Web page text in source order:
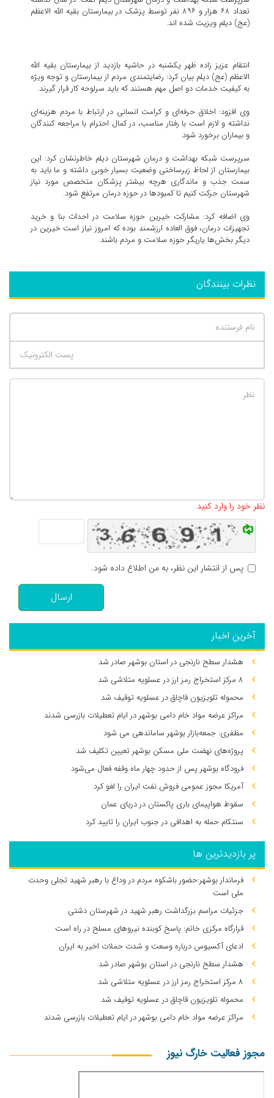
تعداد ۶۸ هزار و ۸۹۶ نفر توسط پزشک در بیمارستان بقیه الله الاعظم
(عج) دیلم ویزیت شده اند.
انتقام عزیز زاده ظهر یکشنبه در حاشیه بازدید از بیمارستان بقیه الله
الاعظم (عج) دیلم بیان کرد: رضایتمندی مردم از بیمارستان و توجه ویژه
به کیفیت خدمات دو اصل مهم هستند که باید سرلوحه کار قرار گیرند.
وی افزود: اخلاق حرفه‌ای و کرامت انسانی در ارتباط با مردم هزینه‌ای
نداشته و لازم است با رفتار مناسب، در کمال احترام با مراجعه کنندگان
و بیماران برخورد شود.
سرپرست شبکه بهداشت و درمان شهرستان دیلم خاطرنشان کرد: این
بیمارستان از لحاظ زیرساختی وضعیت بسیار خوبی داشته و ما باید به
سمت جذب و ماندگاری هرچه بیشتر پزشکان متخصص مورد نیاز
شهرستان حرکت کنیم تا کمبودها در حوزه درمان مرتفع شود.
وی اضافه کرد: مشارکت خیرین حوزه سلامت در احداث بنا و خرید
تجهیزات درمان، فوق العاده ارزشمند بوده که امروز نیاز است خیرین در
دیگر بخش‌ها یاریگر حوزه سلامت و مردم باشند.
نظرات بینندگان
نظر خود را وارد کنید
پس از انتشار این نظر، به من اطلاع داده شود.
ارسال
آخرین اخبار
هشدار سطح نارنجی در استان بوشهر صادر شد
۸ مرکز استخراج رمز ارز در عسلویه متلاشی شد
محموله تلویزیون قاچاق در عسلویه توقیف شد
مراکز عرضه مواد خام دامی بوشهر در ایام تعطیلات بازرسی شدند
مظفری: جمعه‌بازار بوشهر ساماندهی می‌ شود
پروژه‌های نهضت ملی مسکن بوشهر تعیین تکلیف شد
فرودگاه بوشهر پس از حدود چهار ماه وقفه فعال می‌شود
آمریکا مجوز عمومی فروش نفت ایران را لغو کرد
سقوط هواپیمای باری پاکستان در دریای عمان
سنتکام حمله به اهدافی در جنوب ایران را تایید کرد
پر بازدیدترین ها
فرماندار بوشهر:حضور باشکوه مردم در وداع با رهبر شهید تجلی وحدت
ملی است
جزئیات مراسم بزرگداشت رهبر شهید در شهرستان دشتی
قرارگاه مرکزی خاتم: پاسخ کوبنده نیروهای مسلح در راه است
ادعای آکسیوس درباره وسعت و شدت حملات اخیر به ایران
هشدار سطح نارنجی در استان بوشهر صادر شد
۸ مرکز استخراج رمز ارز در عسلویه متلاشی شد
محموله تلویزیون قاچاق در عسلویه توقیف شد
مراکز عرضه مواد خام دامی بوشهر در ایام تعطیلات بازرسی شدند
مجوز فعالیت خارگ نیوز